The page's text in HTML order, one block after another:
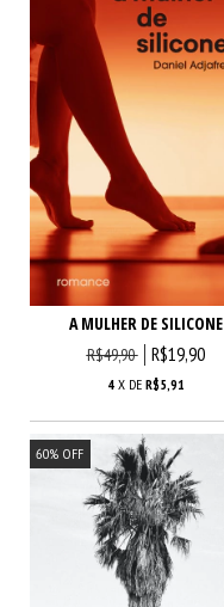
A MULHER DE SILICONE
R$49,90 R$19,90
4 X DE R$5,91
60% OFF